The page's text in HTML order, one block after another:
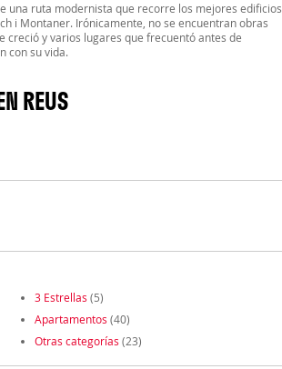
una ruta modernista que recorre los mejores edificios
i Montaner. Irónicamente, no se encuentran obras
creció y varios lugares que frecuentó antes de
con su vida.
REUS
3 Estrellas (5)
Apartamentos (40)
Otras categorías (23)